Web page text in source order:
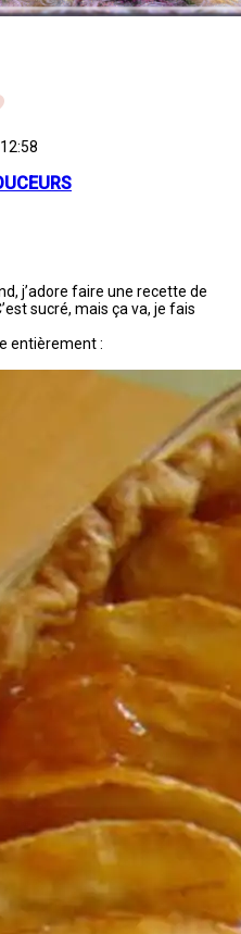
j’adore faire une recette de
sucré, mais ça va, je fais
entièrement :